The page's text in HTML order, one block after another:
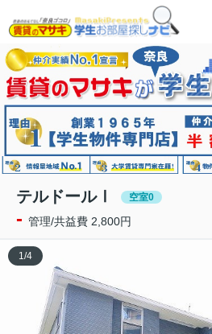
テルドールⅠ 空室0
- 管理/共益費 2,800円
1/4